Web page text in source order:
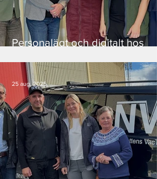
Personalägt och digitalt hos
25 aug. 2025